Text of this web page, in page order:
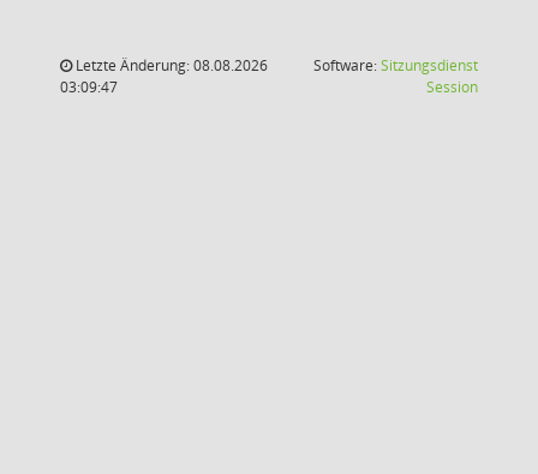
Letzte Änderung: 08.08.2026
03:09:47
Software:Sitzungsdienst
Session(Wird in